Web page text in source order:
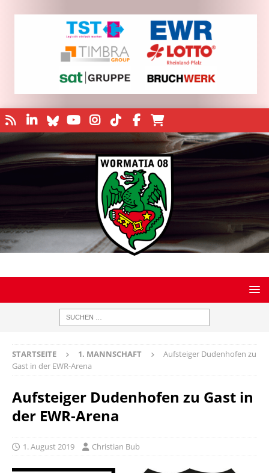
STARTSEITE 1. MANNSCHAFT
Aufsteiger Dudenhofen zu
Gast in der EWR-Arena
Aufsteiger Dudenhofen zu Gast in
der EWR-Arena
1. August 2019 Christian Bub